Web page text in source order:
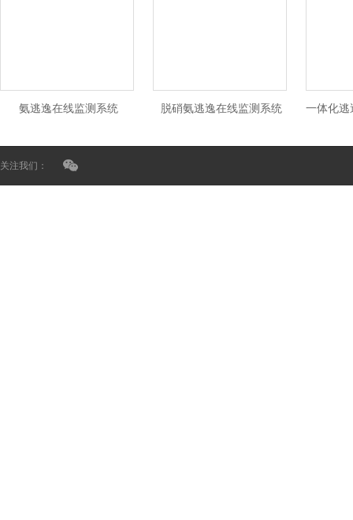
氨逃逸在线监测系统 脱硝氨逃逸在线监测系统
关注我们：